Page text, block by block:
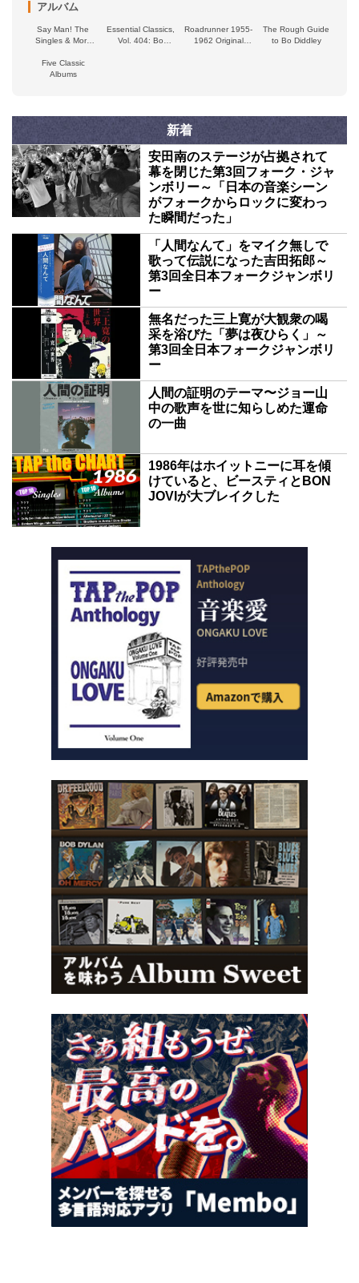
アルバム
Say Man! The
Singles & More
Essential Classics,
Vol. 404: Bo
Roadrunner 1955-
1962 Original
The Rough Guide
to Bo Diddley
Five Classic
Albums
新着
安田南のステージが占拠されて
幕を閉じた第3回フォーク・ジャ
ンボリー～「日本の音楽シーン
がフォークからロックに変わっ
た瞬間だった」
「人間なんて」をマイク無しで
歌って伝説になった吉田拓郎～
第3回全日本フォークジャンボリ
ー
無名だった三上寛が大観衆の喝
采を浴びた「夢は夜ひらく」～
第3回全日本フォークジャンボリ
ー
人間の証明のテーマ〜ジョー山
中の歌声を世に知らしめた運命
の一曲
1986年はホイットニーに耳を傾
けていると、ビースティとBON
JOVIが大ブレイクした